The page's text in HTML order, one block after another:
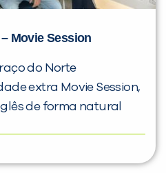
Movie Session
do Norte
extra Movie Session,
de forma natural